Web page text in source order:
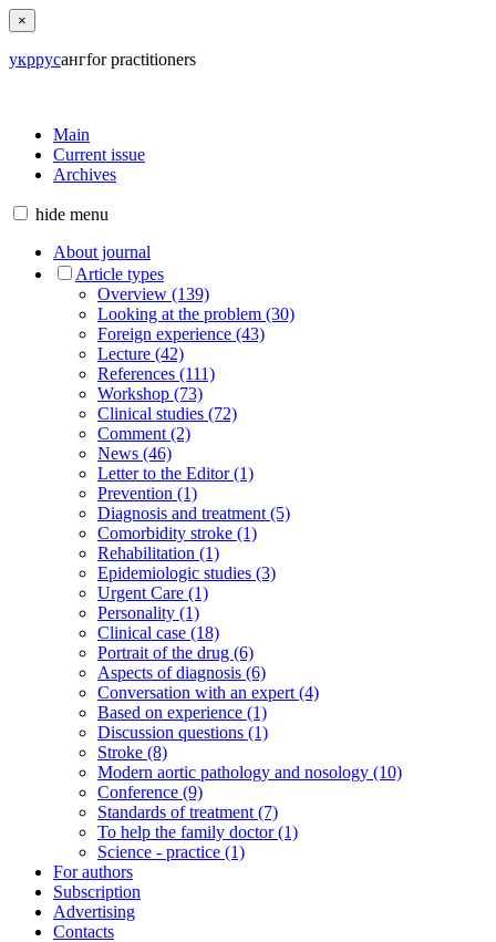
×
укррусангfor practitioners
Main
Current issue
Archives
hide menu
About journal
Article types
Overview (139)
Looking at the problem (30)
Foreign experience (43)
Lecture (42)
References (111)
Workshop (73)
Clinical studies (72)
Comment (2)
News (46)
Letter to the Editor (1)
Prevention (1)
Diagnosis and treatment (5)
Comorbidity stroke (1)
Rehabilitation (1)
Epidemiologic studies (3)
Urgent Care (1)
Personality (1)
Clinical case (18)
Portrait of the drug (6)
Aspects of diagnosis (6)
Conversation with an expert (4)
Based on experience (1)
Discussion questions (1)
Stroke (8)
Modern aortic pathology and nosology (10)
Conference (9)
Standards of treatment (7)
To help the family doctor (1)
Science - practice (1)
For authors
Subscription
Advertising
Contacts